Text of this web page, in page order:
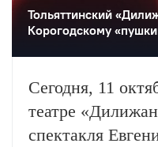
Тольяттинский
Корогодскому
Сегодня, 11
театре
спектакля